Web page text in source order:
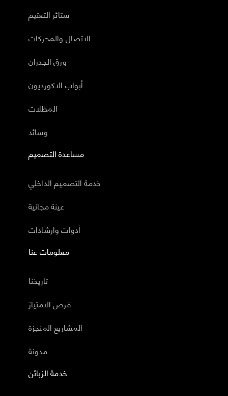
ستائر التعتيم
الاتصال والمحركات
ورق الجدران
أبواب الاكورديون
المظلات
وسائد
مساعدة التصميم
خدمة التصميم الداخلي
عينة مجانية
أدوات وارشادات
معلومات عنا
تاريخنا
فرص الامتياز
المشاريع المنجزة
مدونة
خدمة الزبائن